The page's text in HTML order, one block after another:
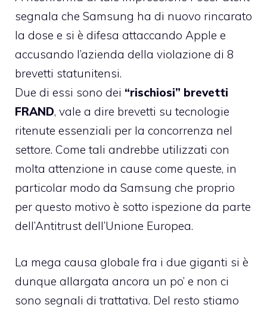
segnala che Samsung ha di nuovo rincarato
la dose e si è difesa attaccando Apple e
accusando l’azienda della violazione di 8
brevetti statunitensi.
Due di essi sono dei “rischiosi” brevetti
FRAND, vale a dire brevetti su tecnologie
ritenute essenziali per la concorrenza nel
settore. Come tali andrebbe utilizzati con
molta attenzione in cause come queste, in
particolar modo da Samsung che proprio
per questo motivo è sotto ispezione da parte
dell’Antitrust dell’Unione Europea.
La mega causa globale fra i due giganti si è
dunque allargata ancora un po’ e non ci
sono segnali di trattativa. Del resto stiamo